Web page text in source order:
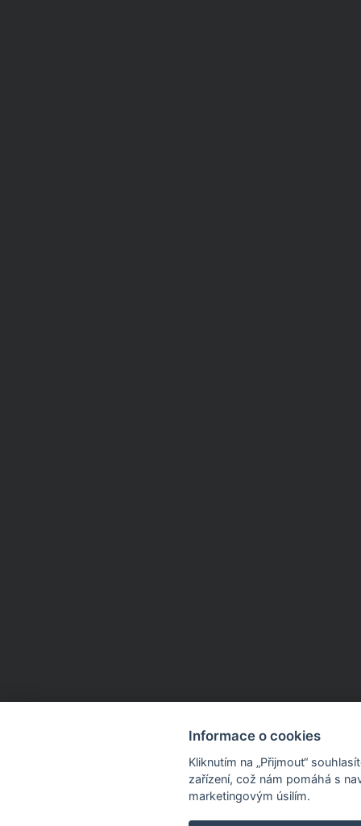
Informace o cookies
Kliknutím na „Přijmout“
zařízení, což nám pomáhá s
marketingovým úsilím.